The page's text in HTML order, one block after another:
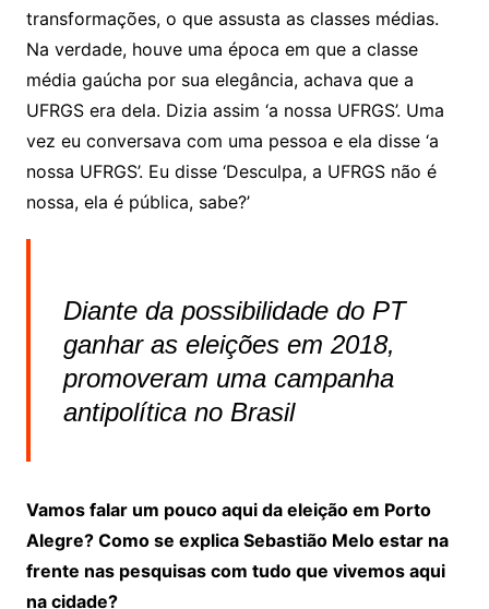
transformações, o que assusta as classes médias.
Na verdade, houve uma época em que a classe
média gaúcha por sua elegância, achava que a
UFRGS era dela. Dizia assim ‘a nossa UFRGS’. Uma
vez eu conversava com uma pessoa e ela disse ‘a
nossa UFRGS’. Eu disse ‘Desculpa, a UFRGS não é
nossa, ela é pública, sabe?’
Diante da possibilidade do PT
ganhar as eleições em 2018,
promoveram uma campanha
antipolítica no Brasil
Vamos falar um pouco aqui da eleição em Porto
Alegre? Como se explica Sebastião Melo estar na
frente nas pesquisas com tudo que vivemos aqui
na cidade?